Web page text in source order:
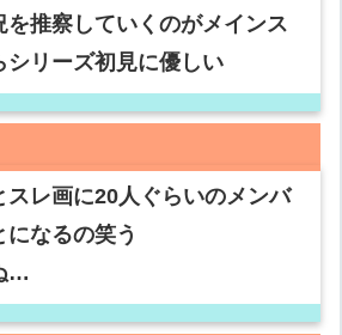
を推察していくのがメインス
シリーズ初見に優しい
スレ画に20人ぐらいのメンバ
なるの笑う
…